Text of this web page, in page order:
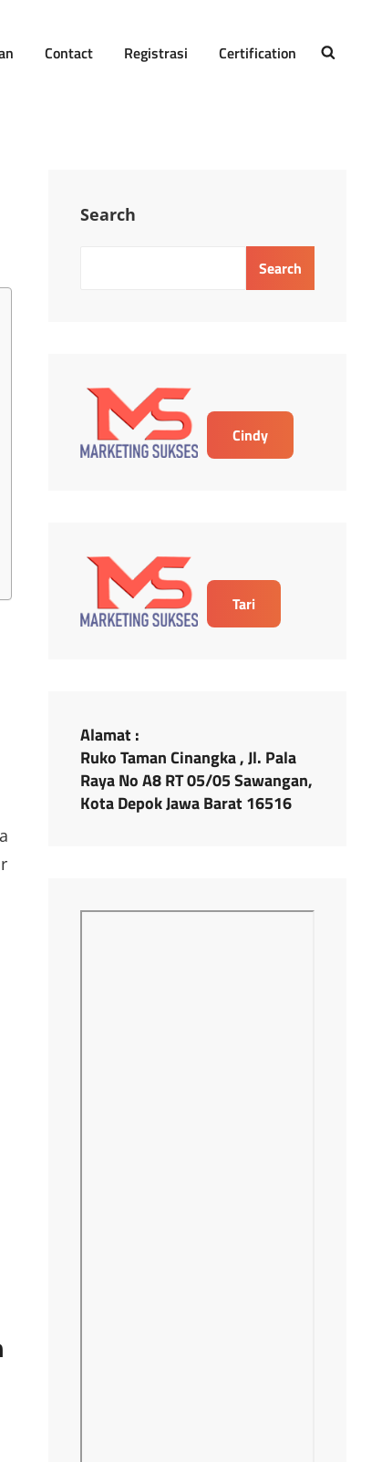
Contact Registrasi Certification
Search
Search
Cindy
Tari
Alamat :
Ruko Taman Cinangka , Jl. Pala
Raya No A8 RT 05/05 Sawangan,
Kota Depok Jawa Barat 16516